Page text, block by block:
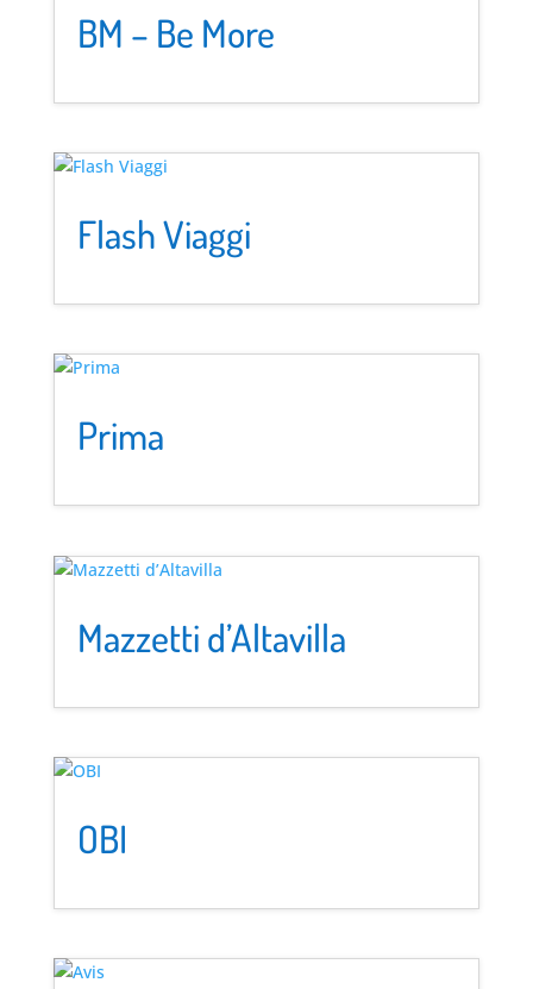
BM – Be More
Flash Viaggi
Prima
Mazzetti d’Altavilla
OBI